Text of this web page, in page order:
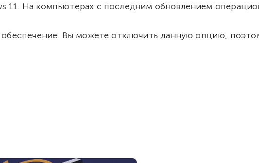
11. На компьютерах с последним обновлением
обеспечение. Вы можете отключить данную опцию,